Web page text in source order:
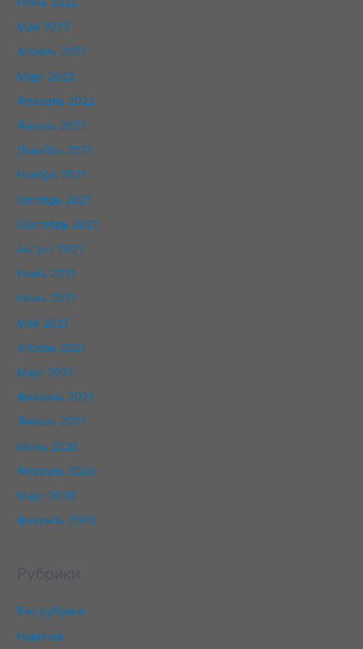
Май 2022
Апрель 2022
Март 2022
Февраль 2022
Январь 2022
Декабрь 2021
Ноябрь 2021
Октябрь 2021
Сентябрь 2021
Август 2021
Июль 2021
Июнь 2021
Май 2021
Апрель 2021
Март 2021
Февраль 2021
Январь 2021
Июнь 2020
Февраль 2020
Март 2000
Февраль 2000
Без рубрики
Новичок